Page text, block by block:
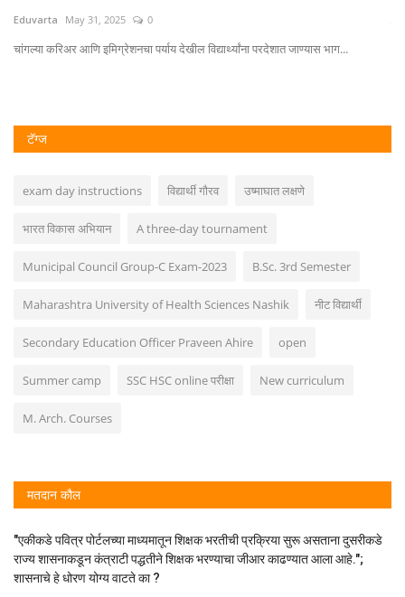
Eduvarta May 31, 2025 0
चांगल्या करिअर आणि इमिग्रेशनचा पर्याय देखील विद्यार्थ्यांना परदेशात जाण्यास भाग...
टॅग्ज
exam day instructions विद्यार्थी गौरव उष्माघात लक्षणे
भारत विकास अभियान A three-day tournament
Municipal Council Group-C Exam-2023 B.Sc. 3rd Semester
Maharashtra University of Health Sciences Nashik नीट विद्यार्थी
Secondary Education Officer Praveen Ahire open
Summer camp SSC HSC online परीक्षा New curriculum
M. Arch. Courses
मतदान कौल
"एकीकडे पवित्र पोर्टलच्या माध्यमातून शिक्षक भरतीची प्रक्रिया सुरू असताना दुसरीकडे
राज्य शासनाकडून कंत्राटी पद्धतीने शिक्षक भरण्याचा जीआर काढण्यात आला आहे.";
शासनाचे हे धोरण योग्य वाटते का ?